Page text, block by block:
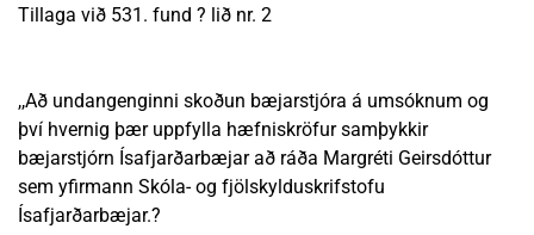
Tillaga við 531. fund ? lið nr. 2
,,Að undangenginni skoðun bæjarstjóra á umsóknum og
því hvernig þær uppfylla hæfniskröfur samþykkir
bæjarstjórn Ísafjarðarbæjar að ráða Margréti Geirsdóttur
sem yfirmann Skóla- og fjölskylduskrifstofu
Ísafjarðarbæjar.?